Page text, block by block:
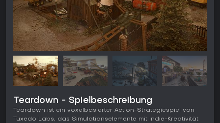
Teardown - Spielbeschreibung
Teardown ist ein voxelbasierter Action-Strategiespiel von
Tuxedo Labs, das Simulationselemente mit Indie-Kreativität